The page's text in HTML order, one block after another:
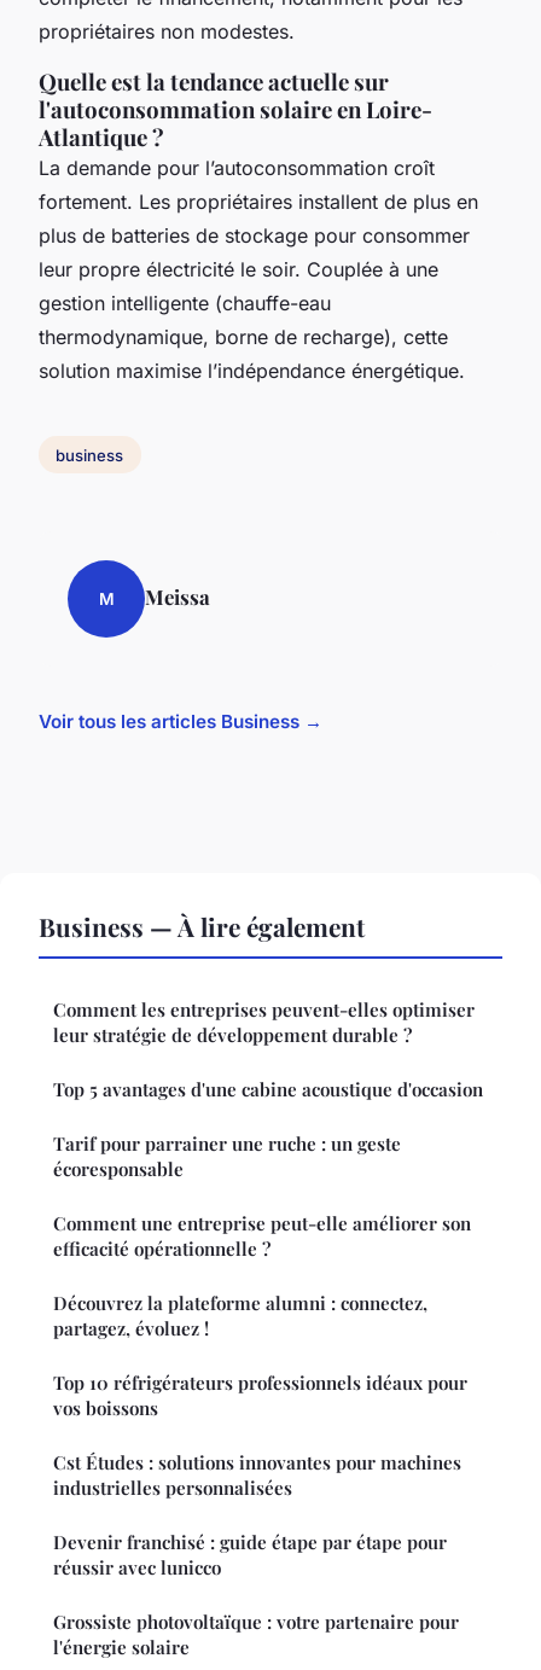
propriétaires non modestes.
Quelle est la tendance actuelle sur
l'autoconsommation solaire en Loire-
Atlantique ?
La demande pour l’autoconsommation croît
fortement. Les propriétaires installent de plus en
plus de batteries de stockage pour consommer
leur propre électricité le soir. Couplée à une
gestion intelligente (chauffe-eau
thermodynamique, borne de recharge), cette
solution maximise l’indépendance énergétique.
business
M Meissa
Voir tous les articles Business →
Business — À lire également
Comment les entreprises peuvent-elles optimiser
leur stratégie de développement durable ?
Top 5 avantages d'une cabine acoustique d'occasion
Tarif pour parrainer une ruche : un geste
écoresponsable
Comment une entreprise peut-elle améliorer son
efficacité opérationnelle ?
Découvrez la plateforme alumni : connectez,
partagez, évoluez !
Top 10 réfrigérateurs professionnels idéaux pour
vos boissons
Cst Études : solutions innovantes pour machines
industrielles personnalisées
Devenir franchisé : guide étape par étape pour
réussir avec lunicco
Grossiste photovoltaïque : votre partenaire pour
l'énergie solaire